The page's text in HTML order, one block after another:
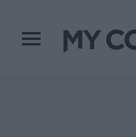
Menu główne